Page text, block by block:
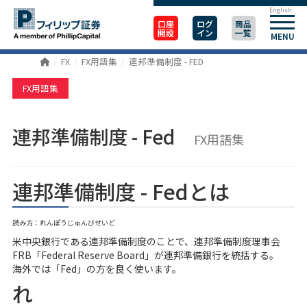
口座
開設
ログ
イン
商品
一覧 MENU
English
FX FX用語集 連邦準備制度 - FED
FX用語集
連邦準備制度 - Fed FX用語集
連邦準備制度 - Fedとは
読み方：れんぽうじゅんびせいど
米中央銀行である連邦準備制度のことで、連邦準備制度理事会
FRB「Federal Reserve Board」が連邦準備銀行を統括する。
海外では「Fed」の方を良く使います。
れ